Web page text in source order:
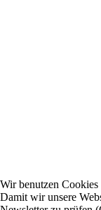
Wir benutzen Cookies
Damit wir unsere